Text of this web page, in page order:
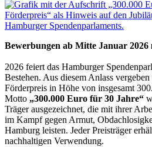
Bewerbungen ab Mitte Januar 2026
2026 feiert das Hamburger
Bestehen. Aus diesem Anlass
Förderpreis in Höhe von insgesamt
Motto „300.000 Euro für 30 Jahre“
Träger ausgezeichnet, die mit ihrer
im Kampf gegen Armut,
Hamburg leisten. Jeder Preisträger
nachhaltigen Verwendung.